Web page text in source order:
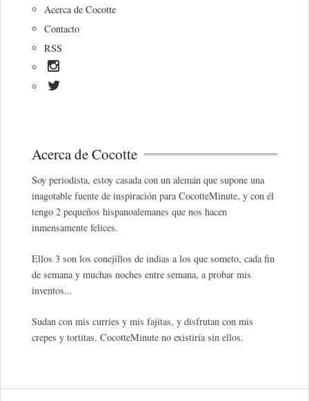
Acerca de Cocotte
Contacto
RSS
Acerca de Cocotte
Soy periodista, estoy casada con un alemán que supone una
inagotable fuente de inspiración para CocotteMinute, y con él
tengo 2 pequeños hispanoalemanes que nos hacen
inmensamente felices.
Ellos 3 son los conejillos de indias a los que someto, cada fin
de semana y muchas noches entre semana, a probar mis
inventos...
Sudan con mis curries y mis fajitas, y disfrutan con mis
crepes y tortitas. CocotteMinute no existiría sin ellos.